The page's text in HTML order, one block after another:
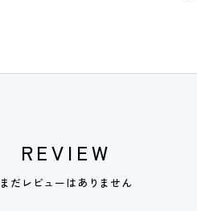
REVIEW
まだレビューはありません